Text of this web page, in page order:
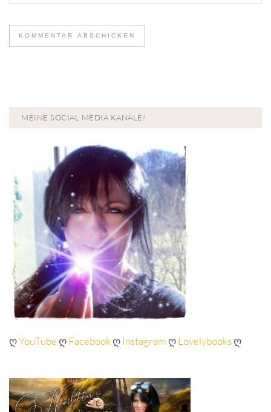
MEINE SOCIAL MEDIA KANÄLE!
ღYouTubeღFacebookღ InstagramღLovelybooksღ